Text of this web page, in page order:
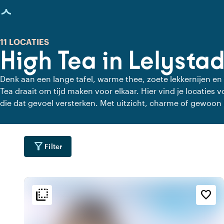
geladen
High Tea in Lelystad
11 LOCATIES
Denk aan een lange tafel, warme thee, zoete lekkernijen
Tea draait om tijd maken voor elkaar. Hier vind je locaties
die dat gevoel versterken. Met uitzicht, charme of gewoon
filter_alt Filter
flip_to_back favorite_border
flip_to_back Sfeer en esthetiek
style
Bereikbaarheid en ligging
water